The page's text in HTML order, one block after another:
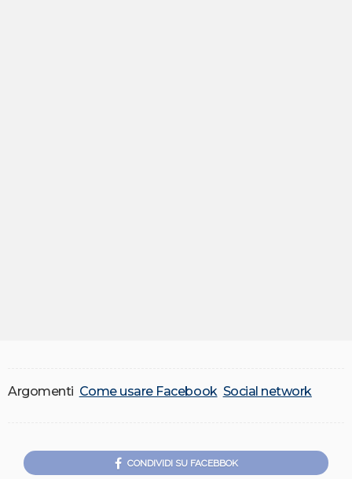
Argomenti Come usare Facebook Social network
CONDIVIDI SU FACEBBOK